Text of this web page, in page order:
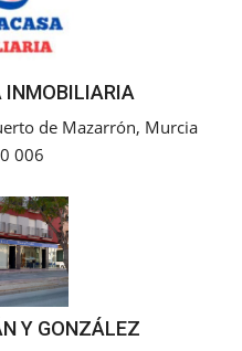
INMOBILIARIA
de Mazarrón, Murcia
006
Y GONZÁLEZ